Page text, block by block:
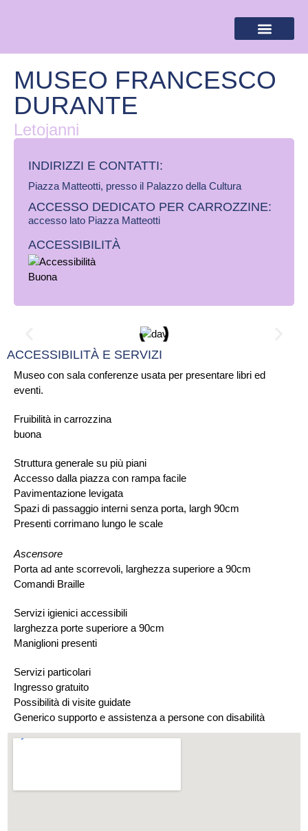
MUSEO FRANCESCO
DURANTE
Letojanni
INDIRIZZI E CONTATTI:​
Piazza Matteotti, presso il Palazzo della Cultura
ACCESSO DEDICATO PER CARROZZINE:
accesso lato Piazza Matteotti
ACCESSIBILITÀ
Museo con sala conferenze usata per presentare libri ed
eventi.
Fruibilità in carrozzina
buona
Struttura generale su più piani
Accesso dalla piazza con rampa facile
Pavimentazione levigata
Spazi di passaggio interni senza porta, largh 90cm
Presenti corrimano lungo le scale
Ascensore
Porta ad ante scorrevoli, larghezza superiore a 90cm
Comandi Braille
Servizi igienici accessibili
larghezza porte superiore a 90cm
Maniglioni presenti
Servizi particolari
Ingresso gratuito
Possibilità di visite guidate
Generico supporto e assistenza a persone con disabilità
ACCESSIBILITÀ E SERVIZI